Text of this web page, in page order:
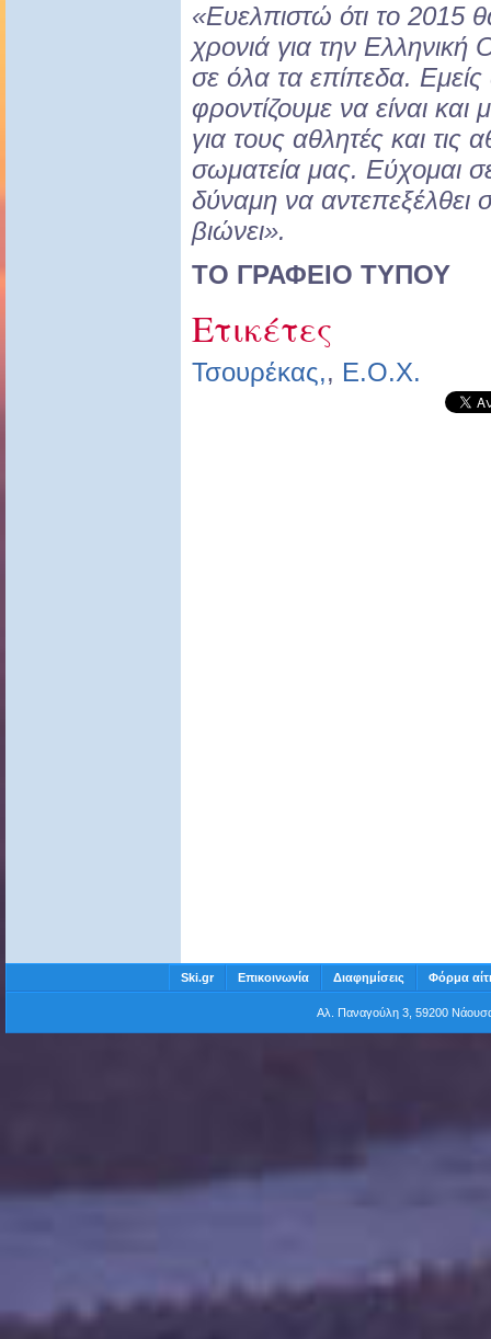
«Ευελπιστώ ότι το 2015
χρονιά για την
σε όλα τα επίπεδα.
φροντίζουμε να είναι και
για τους αθλητές και τις
σωματεία μας. Εύχομαι
δύναμη να αντεπεξέλθει
βιώνει».
ΤΟ ΓΡΑΦΕΙΟ ΤΥΠΟΥ
Ετικέτες
Τσουρέκας,, Ε.Ο.Χ.
Ski.gr Επικοινωνία Διαφημίσεις Φόρμα
Αλ. Παναγούλη 3, 59200